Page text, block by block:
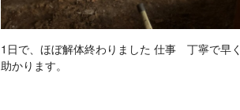
1日で、ほぼ解体終わりました 仕事 丁寧で早く
助かります。